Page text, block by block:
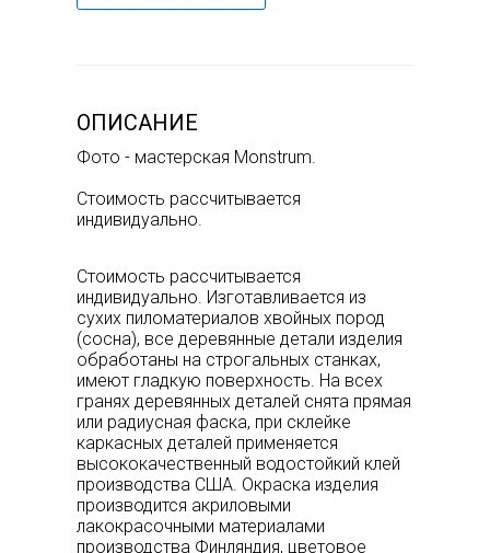
ОПИСАНИЕ
Фото - мастерская Monstrum.
Стоимость рассчитывается
индивидуально.
Стоимость рассчитывается
индивидуально. Изготавливается из
сухих пиломатериалов хвойных пород
(сосна), все деревянные детали изделия
обработаны на строгальных станках,
имеют гладкую поверхность. На всех
гранях деревянных деталей снята прямая
или радиусная фаска, при склейке
каркасных деталей применяется
высококачественный водостойкий клей
производства США. Окраска изделия
производится акриловыми
лакокрасочными материалами
производства Финляндия, цветовое